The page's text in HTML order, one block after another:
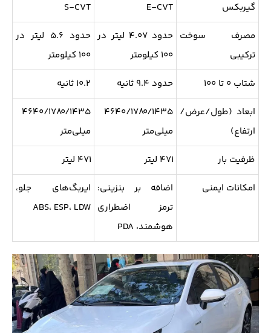
S-CVT E-CVT گیربکس
حدود ۵.۶ لیتر در
۱۰۰ کیلومتر
حدود ۴.۰۷ لیتر در
۱۰۰ کیلومتر
مصرف سوخت
ترکیبی
۱۰.۲ ثانیه حدود ۹.۴ ثانیه شتاب ۰ تا ۱۰۰
۴۶۴۰/۱۷۸۰/۱۴۳۵
میلی‌متر
۴۶۴۰/۱۷۸۰/۱۴۳۵
میلی‌متر
ابعاد (طول/عرض/
ارتفاع)
۴۷۱ لیتر ۴۷۱ لیتر ظرفیت بار
ایربگ‌های جلو،
ABS، ESP، LDW
اضافه بر بنزینی:
ترمز اضطراری
هوشمند، PDA
امکانات ایمنی